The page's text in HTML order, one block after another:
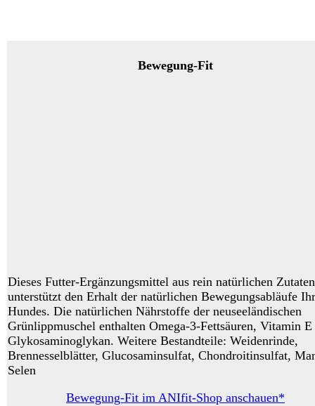
Bewegung-Fit
Dieses Futter-Ergänzungsmittel aus rein natürlichen Zutaten
unterstützt den Erhalt der natürlichen Bewegungsabläufe
Hundes. Die natürlichen Nährstoffe der neuseeländischen
Grünlippmuschel enthalten Omega-3-Fettsäuren, Vitamin E
Glykosaminoglykan. Weitere Bestandteile: Weidenrinde,
Brennesselblätter, Glucosaminsulfat, Chondroitinsulfat,
Selen
Bewegung-Fit im ANIfit-Shop anschauen*